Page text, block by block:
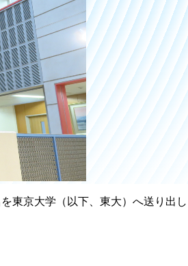
東京大学（以下、東大）へ送り出